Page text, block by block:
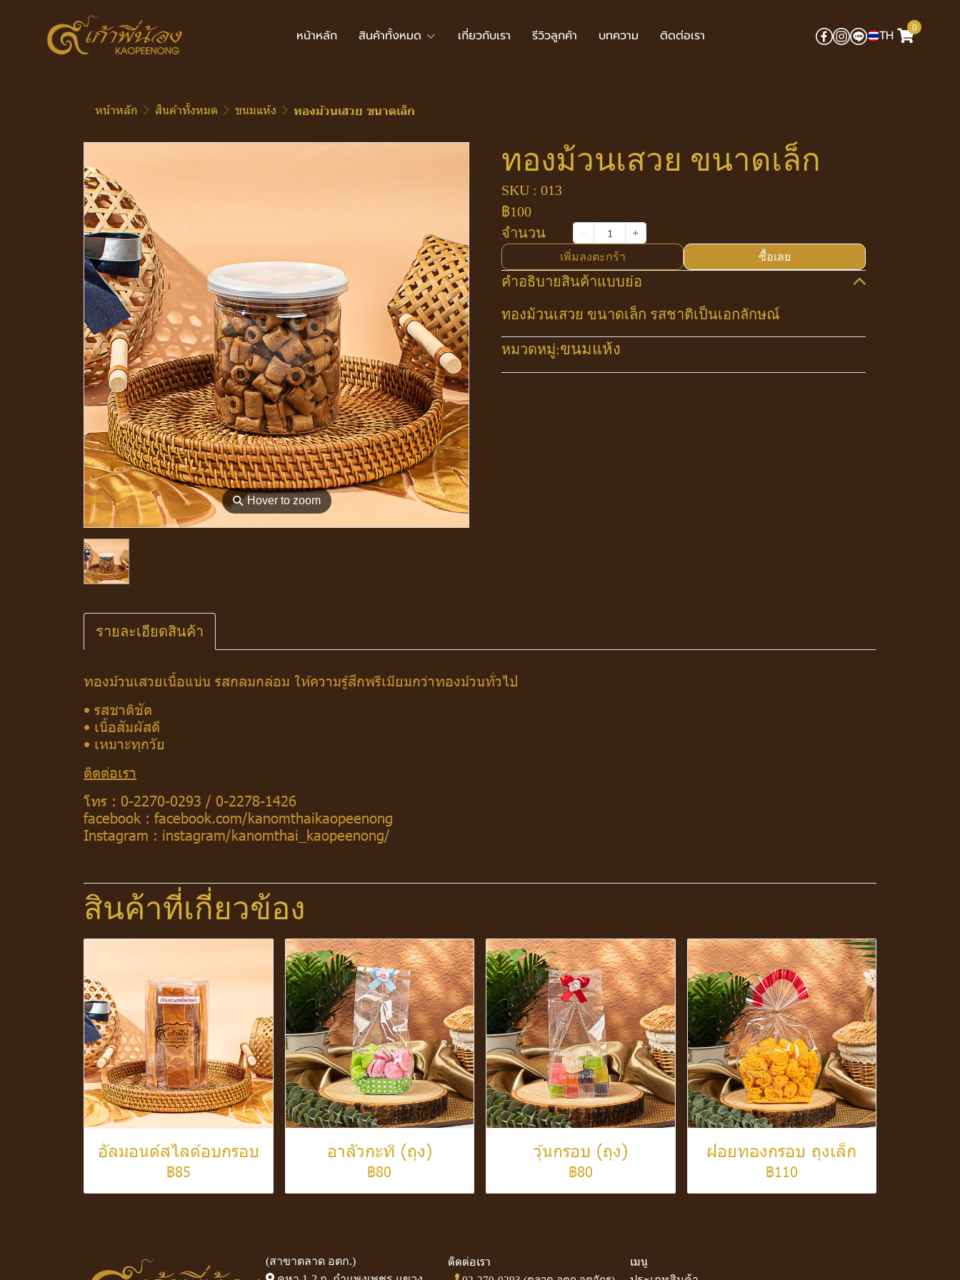
หน้าหลัก สินค้าทั้งหมด เกี่ยวกับเรา รีวิวลูกค้า บทความ ติดต่อเรา TH 0
หน้าหลัก สินค้าทั้งหมด ขนมแห้ง ทองม้วนเสวย ขนาดเล็ก
⚲Hover to zoom
ทองม้วนเสวย ขนาดเล็ก
SKU : 013
฿100
จำนวน
เพิ่มลงตะกร้า ซื้อเลย
คำอธิบายสินค้าแบบย่อ
ทองม้วนเสวย ขนาดเล็ก รสชาติเป็นเอกลักษณ์
หมวดหมู่:ขนมแห้ง
รายละเอียดสินค้า
ทองม้วนเสวยเนื้อแน่น รสกลมกล่อม ให้ความรู้สึกพรีเมียมกว่าทองม้วนทั่วไป
• รสชาติชัด
• เนื้อสัมผัสดี
• เหมาะทุกวัย
ติดต่อเรา
โทร : 0-2270-0293 / 0-2278-1426
facebook : facebook.com/kanomthaikaopeenong
Instagram : instagram/kanomthai_kaopeenong/
สินค้าที่เกี่ยวข้อง
อัลมอนด์สไลด์อบกรอบ
฿85
อาลัวกะทิ (ถุง)
฿80
วุ้นกรอบ (ถุง)
฿80
ฝอยทองกรอบ ถุงเล็ก
฿110
(สาขาตลาด อตก.)
ติดต่อเรา เมนู